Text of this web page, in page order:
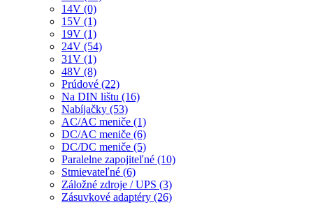
14V (0)
15V (1)
19V (1)
24V (54)
31V (1)
48V (8)
Prúdové (22)
Na DIN lištu (16)
Nabíjačky (53)
AC/AC meniče (1)
DC/AC meniče (6)
DC/DC meniče (5)
Paralelne zapojiteľné (10)
Stmievateľné (6)
Záložné zdroje / UPS (3)
Zásuvkové adaptéry (26)